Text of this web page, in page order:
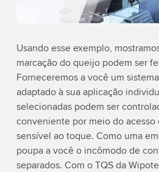
More
Usando esse exemplo,
marcação do queijo podem ser
Forneceremos a você um
adaptado à sua aplicação
selecionadas podem ser
conveniente por meio do acesso
sensível ao toque. Como uma
poupa a você o incômodo de
separados. Com o TQS da